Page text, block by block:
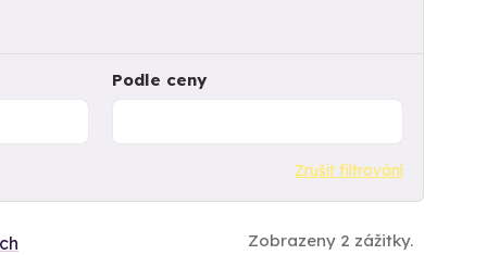
Podle ceny
Zrušit filtrování
Zobrazeny 2 zážitky.